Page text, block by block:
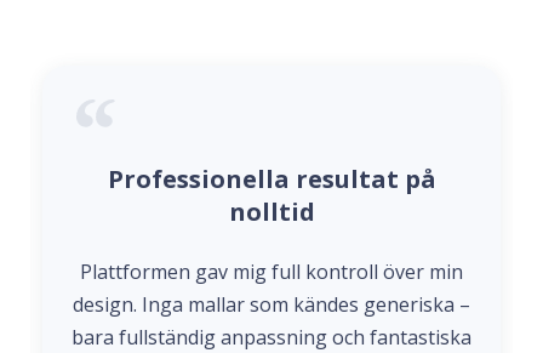
Professionella resultat på
nolltid
Plattformen gav mig full kontroll över min
design. Inga mallar som kändes generiska –
bara fullständig anpassning och fantastiska